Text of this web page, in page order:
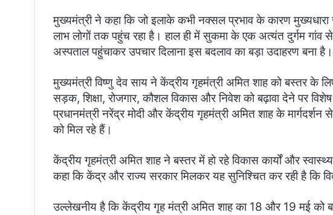
मुख्यमंत्री ने कहा कि जो इलाके कभी नक्सल प्रभाव के कारण
लाभ लोगों तक पहुंच रहा है। हाल ही में सुकमा के एक अत्यंत दुर्गम गांव
अस्पताल पहुंचाकर उपचार दिलाना इस बदलाव का बड़ा उदाहरण बना है।
मुख्यमंत्री विष्णु देव साय ने केंद्रीय गृहमंत्री अमित शाह को बस्तर के
सड़क, शिक्षा, रोजगार, कौशल विकास और निवेश को बढ़ावा देने पर
प्रधानमंत्री नरेंद्र मोदी और केंद्रीय गृहमंत्री अमित शाह के
को मिल रहे हैं।
केंद्रीय गृहमंत्री अमित शाह ने बस्तर में हो रहे विकास कार्यों और
कहा कि केंद्र और राज्य सरकार मिलकर यह सुनिश्चित कर रही है कि
उल्लेखनीय है कि केंद्रीय गृह मंत्री अमित शाह का 18 और 19 मई को